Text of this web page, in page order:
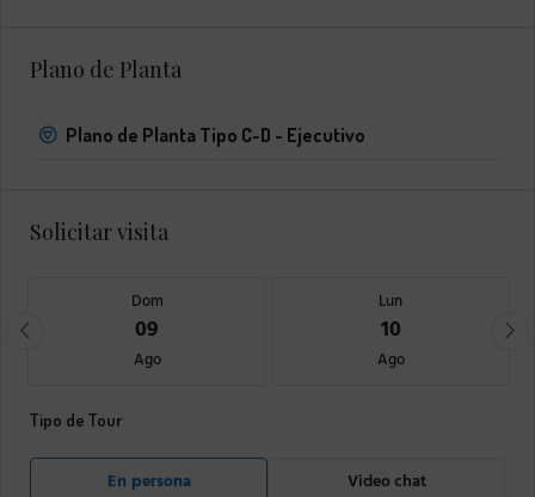
Plano de Planta
Plano de Planta Tipo C-D - Ejecutivo
Solicitar visita
Dom
09
Ago
Lun
10
Ago
Tipo de Tour
En persona Video chat